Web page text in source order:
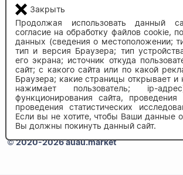
Напишите нам
info@auau.market
236027, г.Калининград
ул.Калязинская 6, оф. 2
© 2020-2026 auau.market
Закрыть
Продолжая использовать данный
согласие на обработку файлов cookie,
данных (сведения о местоположении;
тип и версия Браузера; тип
его экрана; источник откуда
сайт; с какого сайта или по какой
Браузера; какие страницы открывает и
нажимает пользователь; ip-
функционирования сайта, проведения
проведения статистических
Если вы не хотите, чтобы Ваши данные
Вы должны покинуть данный сайт.